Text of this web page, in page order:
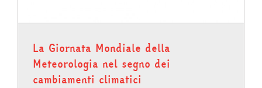
La Giornata Mondiale della
Meteorologia nel segno dei
cambiamenti climatici